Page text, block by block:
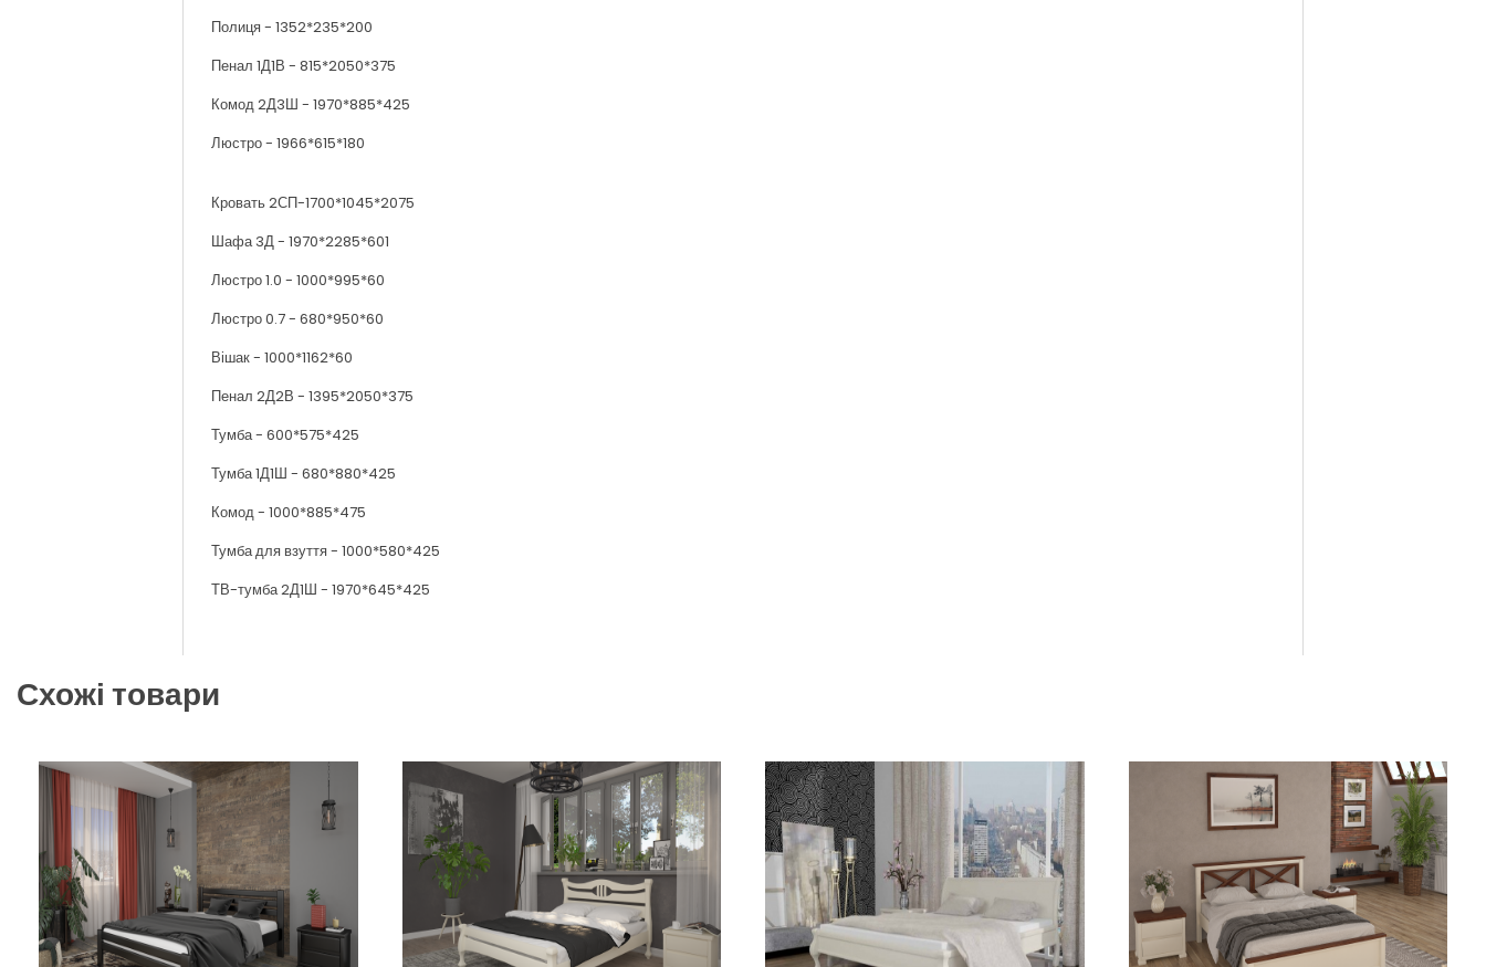
Полиця - 1352*235*200
Пенал 1Д1В - 815*2050*375
Комод 2Д3Ш - 1970*885*425
Люстро - 1966*615*180
Кровать 2СП-1700*1045*2075
Шафа 3Д - 1970*2285*601
Люстро 1.0 - 1000*995*60
Люстро 0.7 - 680*950*60
Вішак - 1000*1162*60
Пенал 2Д2В - 1395*2050*375
Тумба - 600*575*425
Тумба 1Д1Ш - 680*880*425
Комод - 1000*885*475
Тумба для взуття - 1000*580*425
ТВ-тумба 2Д1Ш - 1970*645*425
Схожі товари